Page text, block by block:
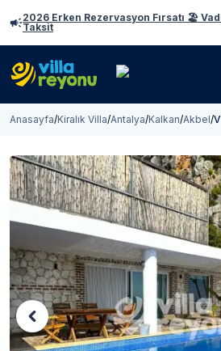
2026 Erken Rezervasyon Fırsatı 🏖️
Taksit
Anasayfa/Kiralık Villa/Antalya/Kalkan/Akbel/